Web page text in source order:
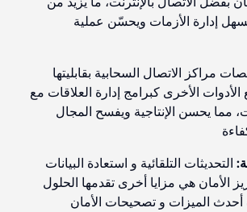
إدارة الأزمات ويحسّن عملية
مراكز الاتصال السحابية بقابليتها
الأخرى كبرامج إدارة العلاقات مع
مما يحسن الإنتاجية ويفسح المجال
التحديثات التلقائية و استعادة البيانات
الأمان هي مزايا أخرى تقدمها الحلول
أحدث الميزات و تصحيحات الأمان